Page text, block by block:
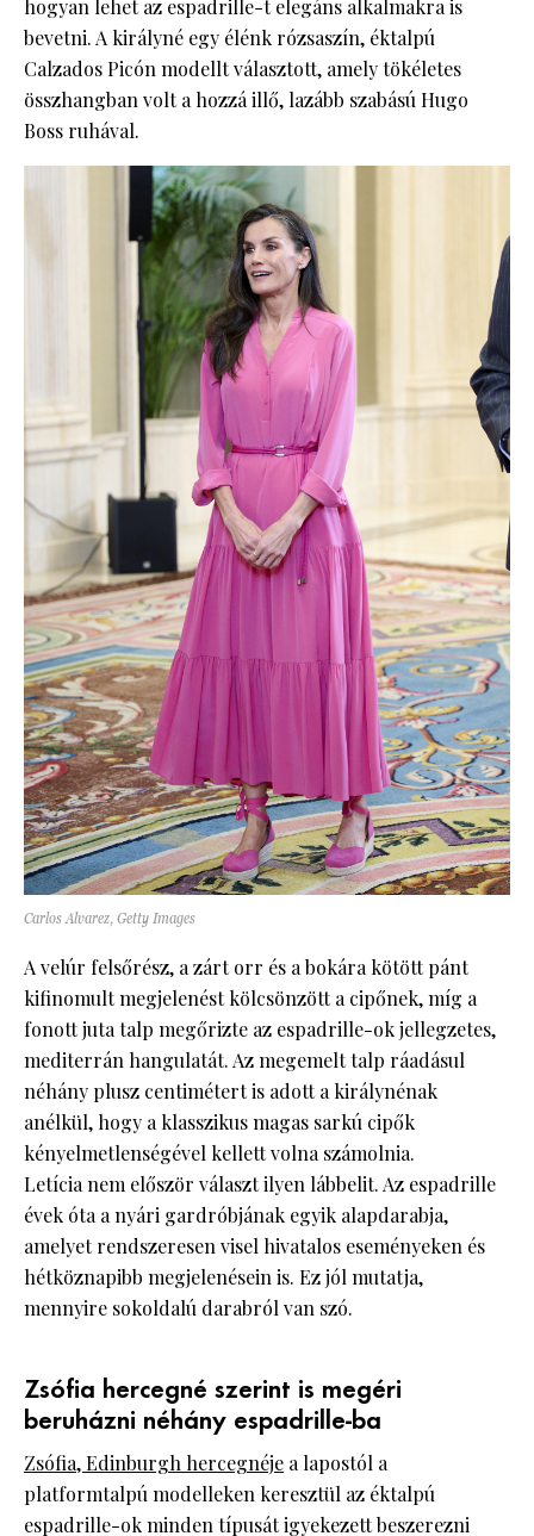
hogyan lehet az espadrille-t elegáns alkalmakra is
bevetni. A királyné egy élénk rózsaszín, éktalpú
Calzados Picón modellt választott, amely tökéletes
összhangban volt a hozzá illő, lazább szabású Hugo
Boss ruhával.
Carlos Alvarez, Getty Images
A velúr felsőrész, a zárt orr és a bokára kötött pánt
kifinomult megjelenést kölcsönzött a cipőnek, míg a
fonott juta talp megőrizte az espadrille-ok jellegzetes,
mediterrán hangulatát. Az megemelt talp ráadásul
néhány plusz centimétert is adott a királynénak
anélkül, hogy a klasszikus magas sarkú cipők
kényelmetlenségével kellett volna számolnia.
Letícia nem először választ ilyen lábbelit. Az espadrille
évek óta a nyári gardróbjának egyik alapdarabja,
amelyet rendszeresen visel hivatalos eseményeken és
hétköznapibb megjelenésein is. Ez jól mutatja,
mennyire sokoldalú darabról van szó.
Zsófia hercegné szerint is megéri
beruházni néhány espadrille-ba
Zsófia, Edinburgh hercegnéje a lapostól a
platformtalpú modelleken keresztül az éktalpú
espadrille-ok minden típusát igyekezett beszerezni